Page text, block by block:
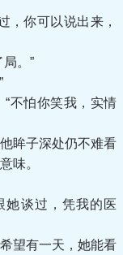
你可以说出来，
。”
不怕你笑我，实情
眸子深处仍不难看
味。
谈过，凭我的医
望有一天，她能看